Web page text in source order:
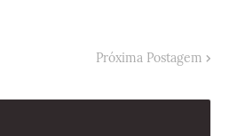
Próxima Postagem